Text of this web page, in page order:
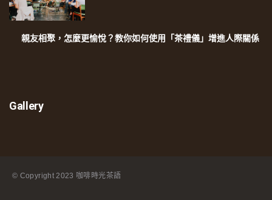
親友相聚，怎麼更愉悅？教你如何使用「茶禮儀」增進人際關係
Gallery
© Copyright 2023 咖啡時光茶語